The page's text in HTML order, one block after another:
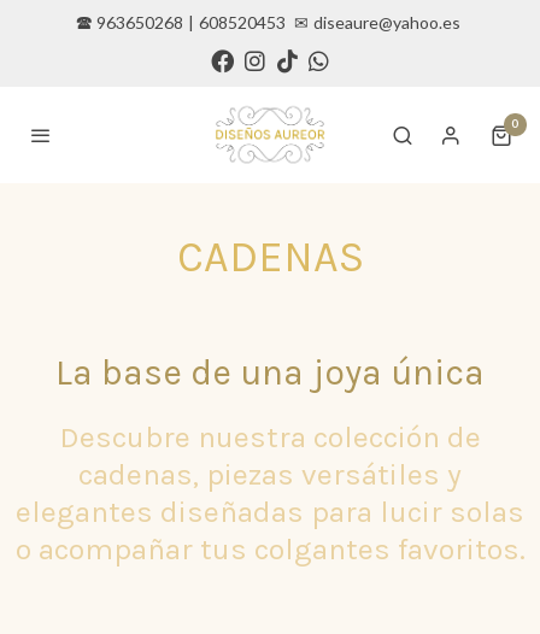
🕿 963650268 | 608520453 ✉ diseaure@yahoo.es
0
CADENAS
La base de una joya única
Descubre nuestra colección de
cadenas, piezas versátiles y
elegantes diseñadas para lucir solas
o acompañar tus colgantes favoritos.